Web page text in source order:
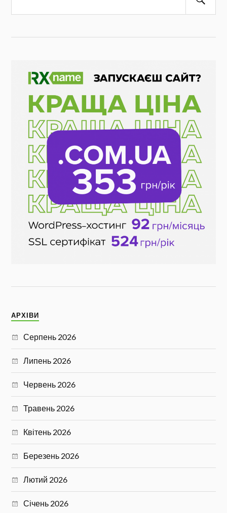
АРХІВИ
Серпень 2026
Липень 2026
Червень 2026
Травень 2026
Квітень 2026
Березень 2026
Лютий 2026
Січень 2026